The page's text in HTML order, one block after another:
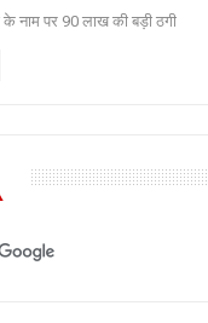
नाम पर 90 लाख की बड़ी ठगी